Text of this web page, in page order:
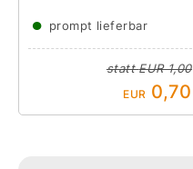
● prompt lieferbar
stattEUR 1,00
EUR 0,70